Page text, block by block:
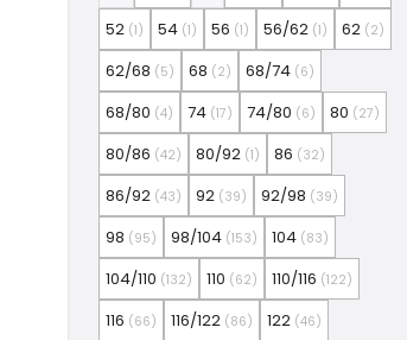
52 (1) 54 (1) 56 (1) 56/62 (1) 62 (2)
62/68 (5) 68 (2) 68/74 (6)
68/80 (4) 74 (17) 74/80 (6) 80 (27)
80/86 (42) 80/92 (1) 86 (32)
86/92 (43) 92 (39) 92/98 (39)
98 (95) 98/104 (153) 104 (83)
104/110 (132) 110 (62) 110/116 (122)
116 (66) 116/122 (86) 122 (46)